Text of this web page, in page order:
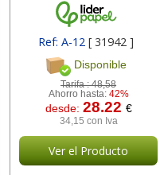
Ref: A-12[ 31942 ]
Disponible
Tarifa :48,58
Ahorro hasta: 42%
desde: 28.22 €
34,15 con Iva
Ver el Producto